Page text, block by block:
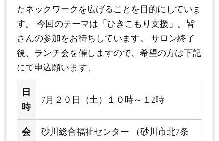
たネックワークを広げることを目的にしていま
す。 今回のテーマは「ひきこもり支援」。皆
さんの参加をお待ちしています。 サロン終了
後、ランチ会を催しますので、希望の方は下記
にて申込願います。
日
時
7月２０日（土）１０時～１2時
会
砂川総合福祉センター （砂川市北7条